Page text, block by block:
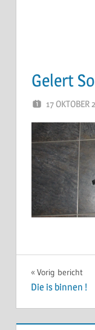
Gelert
17 OKTOBER
Bericht
Vorig bericht
Die is binnen !